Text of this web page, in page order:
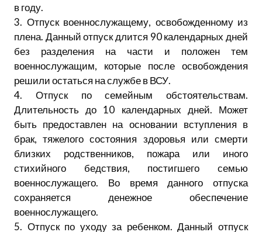
в году.
3. Отпуск военнослужащему, освобожденному из
плена. Данный отпуск длится 90 календарных дней
без разделения на части и положен тем
военнослужащим, которые после освобождения
решили остаться на службе в ВСУ.
4. Отпуск по семейным обстоятельствам.
Длительность до 10 календарных дней. Может
быть предоставлен ​на основании вступления в
брак, тяжелого состояния здоровья или смерти
близких родственников, пожара или иного
стихийного бедствия, постигшего семью
военнослужащего. Во время данного отпуска
сохраняется денежное обеспечение
военнослужащего.
5. Отпуск по уходу за ребенком. Данный отпуск